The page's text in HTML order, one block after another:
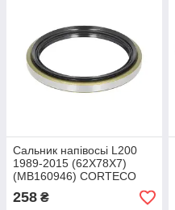
Сальник напівосьi L200
1989-2015 (62X78X7)
(MB160946) CORTECO
258 ₴